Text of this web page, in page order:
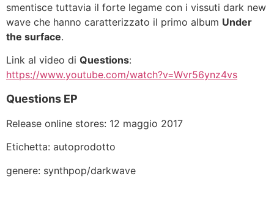
smentisce tuttavia il forte legame con i vissuti dark new
wave che hanno caratterizzato il primo album Under
the surface.
Link al video di Questions:
https://www.youtube.com/watch?v=Wvr56ynz4vs
Questions EP
Release online stores: 12 maggio 2017
Etichetta: autoprodotto
genere: synthpop/darkwave